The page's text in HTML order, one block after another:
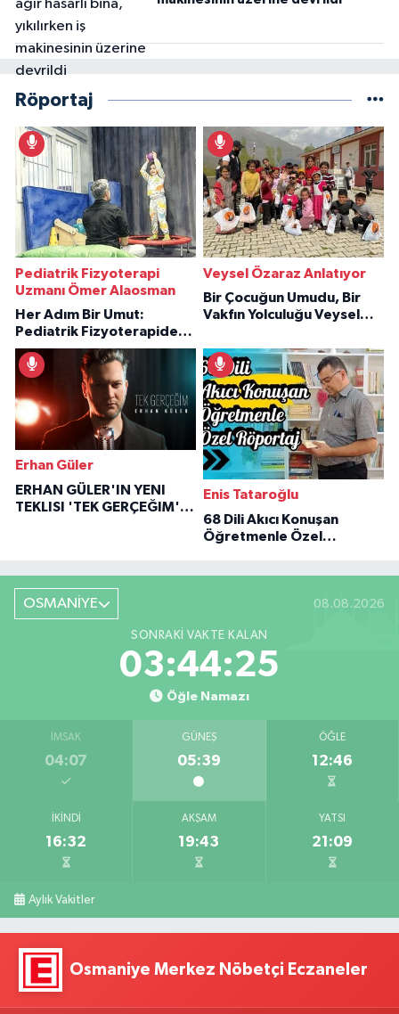
Röportaj
Pediatrik Fizyoterapi
Uzmanı Ömer Alaosman
Her Adım Bir Umut:
Pediatrik Fizyoterapiden
İlham Veren Hikâyeler
Veysel Özaraz Anlatıyor
Bir Çocuğun Umudu, Bir
Vakfın Yolculuğu Veysel
Erhan Güler
ERHAN GÜLER'IN YENI
TEKLISI 'TEK GERÇEĞIM'LE
Enis Tataroğlu
68 Dili Akıcı Konuşan
Öğretmenle Özel
OSMANİYE 08.08.2026
SONRAKI VAKTE KALAN
03:44:24
Öğle Namazı
İMSAK
04:07
GÜNEŞ
05:39
ÖĞLE
12:46
İKINDI
16:32
AKŞAM
19:43
YATSI
21:09
Aylık Vakitler
Osmaniye Merkez Nöbetçi Eczaneler